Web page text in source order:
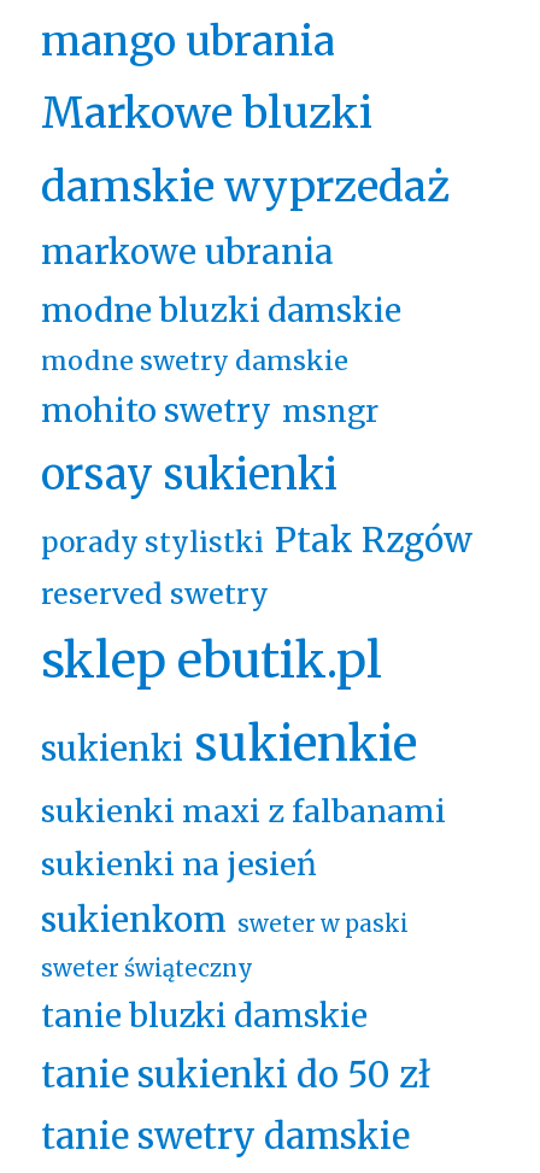
mango ubrania
Markowe bluzki
damskie wyprzedaż
markowe ubrania
modne bluzki damskie
modne swetry damskie
mohito swetry msngr
orsay sukienki
porady stylistki Ptak Rzgów
reserved swetry
sklep ebutik.pl
sukienki sukienkie
sukienki maxi z falbanami
sukienki na jesień
sukienkom sweter w paski
sweter świąteczny
tanie bluzki damskie
tanie sukienki do 50 zł
tanie swetry damskie